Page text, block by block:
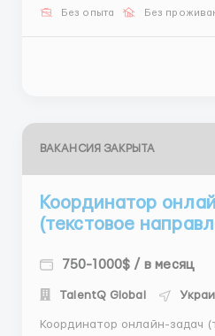
возможность
Без опыта Без
ВАКАНСИЯ ЗАКРЫТА
Координатор
(текстовое
750-1000$ / в месяц
TalentQ Global
Координатор онлайн-задач